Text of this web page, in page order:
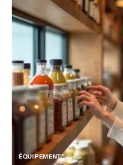
ÉQUIPEMENT